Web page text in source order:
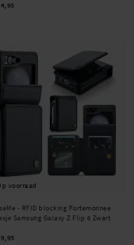
voorraad
- RFID blocking Portemonnee
Samsung Galaxy Z Flip 6 Zwart